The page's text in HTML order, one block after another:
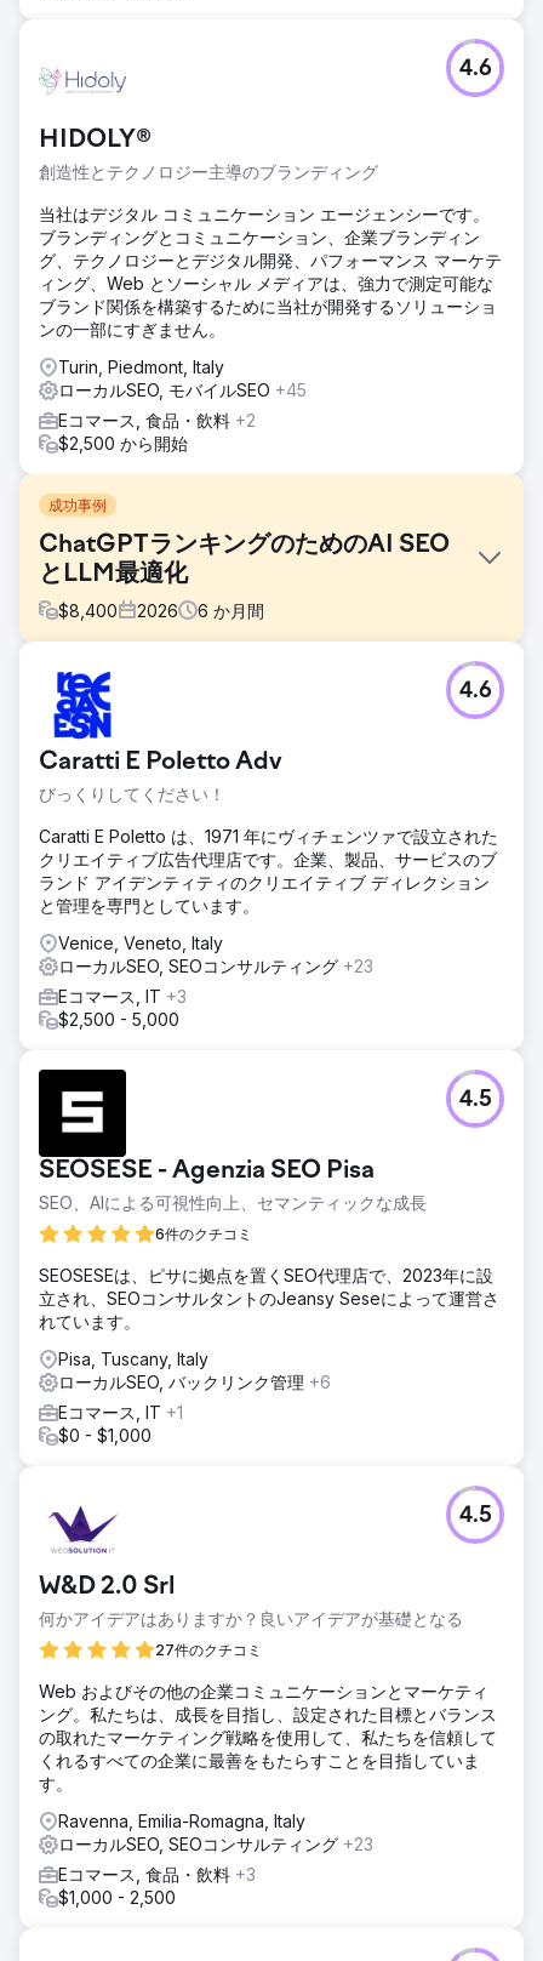
HIDOLY®
創造性とテクノロジー主導のブランディング
4.6
当社はデジタル コミュニケーション エージェンシーです。
ブランディングとコミュニケーション、企業ブランディン
グ、テクノロジーとデジタル開発、パフォーマンス マーケテ
ィング、Web とソーシャル メディアは、強力で測定可能な
ブランド関係を構築するために当社が開発するソリューショ
ンの一部にすぎません。
Turin, Piedmont, Italy
ローカルSEO, モバイルSEO +45
Eコマース, 食品・飲料 +2
$2,500 から開始
成功事例
ChatGPTランキングのためのAI SEO
とLLM最適化
$8,400 2026 6 か月間
課題
米国に拠点を置くフィンテック企業は、Google AI
Overview、ChatGPT検索、Perplexityがファネル上部のク
エリを奪ったため、6か月間でオーガニック検索トラフィッ
クが41%減少した。従来のSEOランキングは維持されたもの
の、AI検索エンジンがユーザーがサイトを訪問することなく
社のブランドは生成エンジンの結果には表示されず、スキー
マとエンティティデータは不完全で、マーケティングリーダ
ーはLLM最適化、GEO、または回答に関するプレイブックを
持っていなかった。
ソリューション
Elatreは、AIを活用したSEOとLLM最適化プログラムを包括的
に実施しました。当社チームは、コンテンツをトピック別の
権威クラスターとして再構築し、エンティティレベルのスキ
ーママークアップ、FAQページとハウツー構造化データ、そ
事実を豊富に盛り込んだ段落構造によって検索性を最適化
し、クローラーのコンテキストに合わせて内部リンクを改善
し、組織、製品、サービスに関するスキーマを追加しまし
Overviewといったツールを用いて、毎週可視性監査を実施
しました。
結果
ち38件について、ChatGPT、Perplexity、およびGoogle AI
Overviewで推奨情報源となりました。追跡されたクエリカ
バレッジに基づくと、AI検索の可視性はChatGPTで92%、
Perplexityで88%、Google AI Overviewで84%向上しまし
た。オーガニック検索のクリック数は回復し、前年比27%増
加、ブランド検索ボリュームは64%増加、有料メディア支出
を増やすことなく、インバウンドデモリクエストは90日間で
2倍になりました。
Caratti E Poletto Adv
びっくりしてください！
4.6
Caratti E Poletto は、1971 年にヴィチェンツァで設立された
クリエイティブ広告代理店です。企業、製品、サービスのブ
ランド アイデンティティのクリエイティブ ディレクション
と管理を専門としています。
Venice, Veneto, Italy
ローカルSEO, SEOコンサルティング +23
Eコマース, IT +3
$2,500 - 5,000
SEOSESE - Agenzia SEO Pisa
SEO、AIによる可視性向上、セマンティックな成長
6件のクチコミ
4.5
SEOSESEは、ピサに拠点を置くSEO代理店で、2023年に設
立され、SEOコンサルタントのJeansy Seseによって運営さ
れています。
Pisa, Tuscany, Italy
ローカルSEO, バックリンク管理 +6
Eコマース, IT +1
$0 - $1,000
W&D 2.0 Srl
何かアイデアはありますか？良いアイデアが基礎となる
27件のクチコミ
4.5
Web およびその他の企業コミュニケーションとマーケティ
ング。私たちは、成長を目指し、設定された目標とバランス
の取れたマーケティング戦略を使用して、私たちを信頼して
くれるすべての企業に最善をもたらすことを目指していま
す。
Ravenna, Emilia-Romagna, Italy
ローカルSEO, SEOコンサルティング +23
Eコマース, 食品・飲料 +3
$1,000 - 2,500